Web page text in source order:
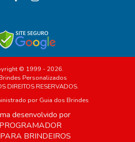
© 1999 - 2026.
Personalizados
DIREITOS RESERVADOS.
por Guia dos Brindes
desenvolvido por
BRINDEIROS